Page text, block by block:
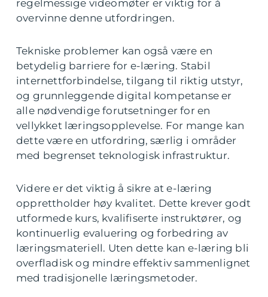
regelmessige videomøter er viktig for å
overvinne denne utfordringen.
Tekniske problemer kan også være en
betydelig barriere for e-læring. Stabil
internettforbindelse, tilgang til riktig utstyr,
og grunnleggende digital kompetanse er
alle nødvendige forutsetninger for en
vellykket læringsopplevelse. For mange kan
dette være en utfordring, særlig i områder
med begrenset teknologisk infrastruktur.
Videre er det viktig å sikre at e-læring
opprettholder høy kvalitet. Dette krever godt
utformede kurs, kvalifiserte instruktører, og
kontinuerlig evaluering og forbedring av
læringsmateriell. Uten dette kan e-læring bli
overfladisk og mindre effektiv sammenlignet
med tradisjonelle læringsmetoder.